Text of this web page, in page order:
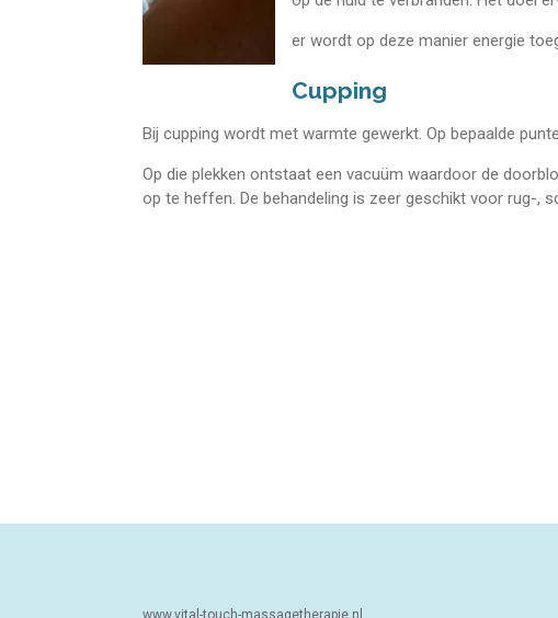
er wordt op deze manier energie
Cupping
Bij cupping wordt met warmte gewerkt. Op bepaalde
Op die plekken ontstaat een vacuüm waardoor
op te heffen. De behandeling is zeer geschikt voor rug-,
www.vital-touch-